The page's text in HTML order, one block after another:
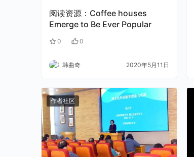
阅读资源：Coffee houses
Emerge to Be Ever Popular
0 0
韩曲奇 2020年5月11日
作者社区